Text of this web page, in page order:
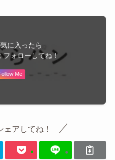
に入ったら
フォローしてね！
Me
ェアしてね！